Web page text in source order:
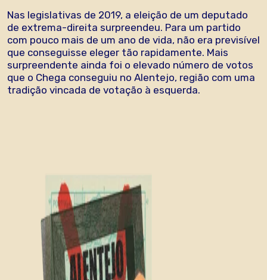
Nas legislativas de 2019, a eleição de um deputado
de extrema-direita surpreendeu. Para um partido
com pouco mais de um ano de vida, não era previsível
que conseguisse eleger tão rapidamente. Mais
surpreendente ainda foi o elevado número de votos
que o Chega conseguiu no Alentejo, região com uma
tradição vincada de votação à esquerda.